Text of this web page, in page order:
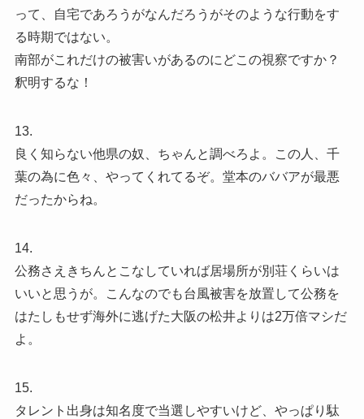
って、自宅であろうがなんだろうがそのような行動をす
る時期ではない。
南部がこれだけの被害いがあるのにどこの視察ですか？
釈明するな！
13.
良く知らない他県の奴、ちゃんと調べろよ。この人、千
葉の為に色々、やってくれてるぞ。堂本のババアが最悪
だったからね。
14.
公務さえきちんとこなしていれば居場所が別荘くらいは
いいと思うが。こんなのでも台風被害を放置して公務を
はたしもせず海外に逃げた大阪の松井よりは2万倍マシだ
よ。
15.
タレント出身は知名度で当選しやすいけど、やっぱり駄